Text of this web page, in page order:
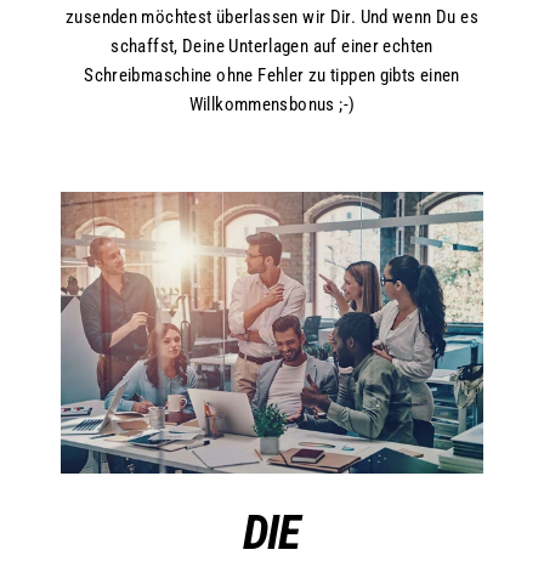
zusenden möchtest überlassen wir Dir. Und wenn Du es
schaffst, Deine Unterlagen auf einer echten
Schreibmaschine ohne Fehler zu tippen gibts einen
Willkommensbonus ;-)
DIE